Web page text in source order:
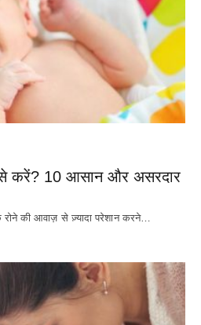
करें? 10 आसान और असरदार
रोने की आवाज़ से ज़्यादा परेशान करने…